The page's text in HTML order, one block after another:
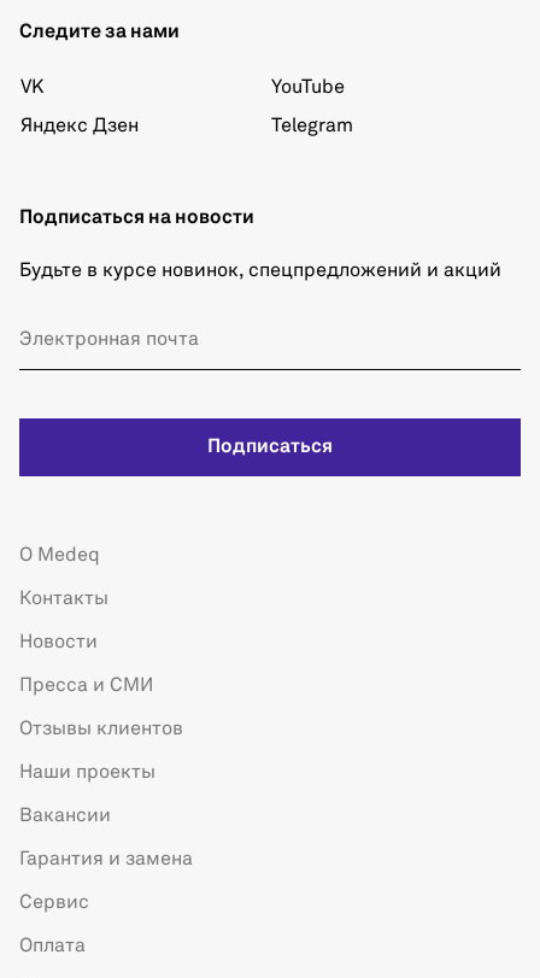
Следите за нами
VK
Яндекс Дзен
YouTube
Telegram
Подписаться на новости
Будьте в курсе новинок, спецпредложений и акций
Подписаться
О Medeq
Контакты
Новости
Пресса и СМИ
Отзывы клиентов
Наши проекты
Вакансии
Гарантия и замена
Сервис
Оплата